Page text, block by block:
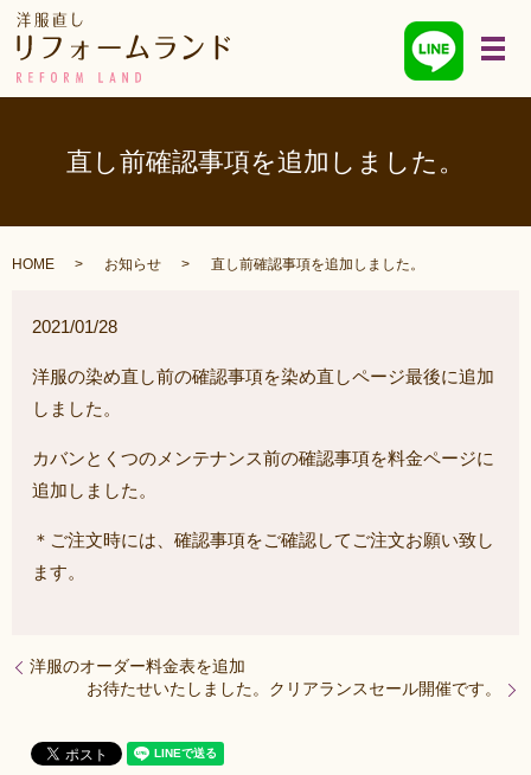
メ
直し前確認事項を追加しました。
HOME お知らせ 直し前確認事項を追加しました。
2021/01/28
洋服の染め直し前の確認事項を染め直しページ最後に追加
しました。
カバンとくつのメンテナンス前の確認事項を料金ページに
追加しました。
＊ご注文時には、確認事項をご確認してご注文お願い致し
ます。
洋服のオーダー料金表を追加
お待たせいたしました。クリアランスセール開催です。